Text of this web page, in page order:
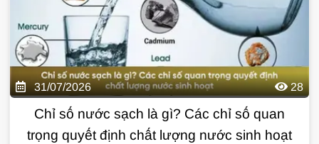
31/07/2026 28
Chỉ số nước sạch là gì? Các chỉ số quan
trọng quyết định chất lượng nước sinh hoạt